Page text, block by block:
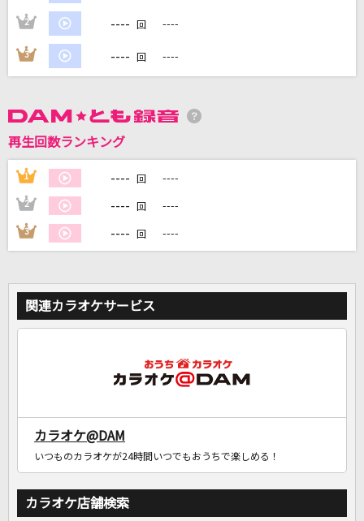
カラオケ最新情報をチェック！
2 ---- 回 ----
3 ---- 回 ----
再生回数ランキング
1 ---- 回 ----
2 ---- 回 ----
3 ---- 回 ----
関連カラオケサービス
カラオケ@DAM
いつものカラオケが24時間いつでもおうちで楽しめる！
カラオケ店舗検索